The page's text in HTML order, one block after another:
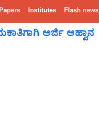
Institutes Flash news
ಅರ್ಜಿ ಆಹ್ವಾನ